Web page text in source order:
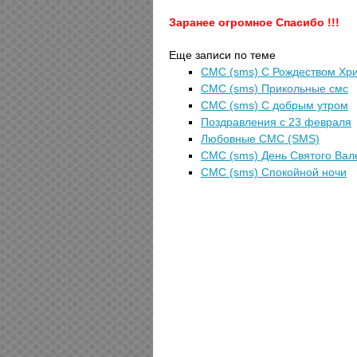
Заранее огромное Спасибо !!!
Еще записи по теме
СМС (sms) С Рождеством
СМС (sms) Прикольные смс
СМС (sms) С добрым утром
Поздравления с 23 февраля
Любовные СМС (SMS)
СМС (sms) День Святого
СМС (sms) Спокойной ночи